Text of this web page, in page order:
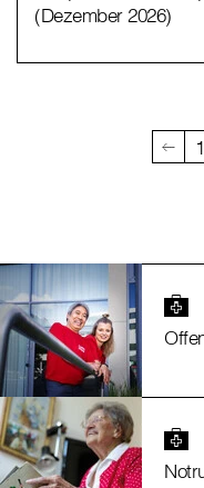
(Dezember 2026)
1